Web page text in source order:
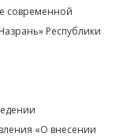
современной
Республики
«О внесении